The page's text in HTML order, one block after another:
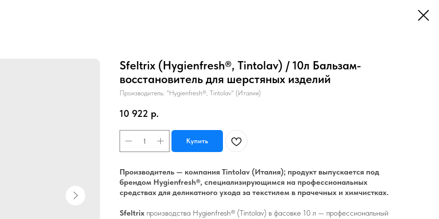
Sfeltrix (Hygienfresh®, Tintolav) / 10л Бальзам-
восстановитель для шерстяных изделий
Производитель: "Hygienfresh®, Tintolav" (Италия)
10 922 р.
Купить
Производитель — компания Tintolav (Италия); продукт выпускается под
брендом Hygienfresh®, специализирующимся на профессиональных
средствах для деликатного ухода за текстилем в прачечных и химчистках.
Sfeltrix производства Hygienfresh® (Tintolav) в фасовке 10 л — профессиональный